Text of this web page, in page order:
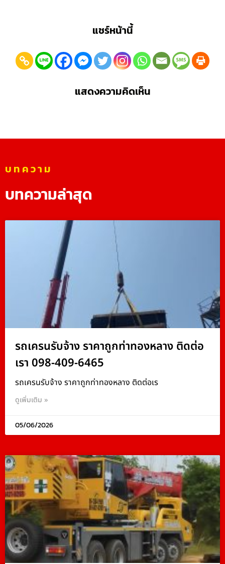
แชร์หน้านี้
แสดงความคิดเห็น
บทความ
บทความล่าสุด
รถเครนรับจ้าง ราคาถูกท่าทองหลาง ติดต่อ
เรา 098-409-6465
รถเครนรับจ้าง ราคาถูกท่าทองหลาง ติดต่อเร
ดูเพิ่มเติม »
05/06/2026